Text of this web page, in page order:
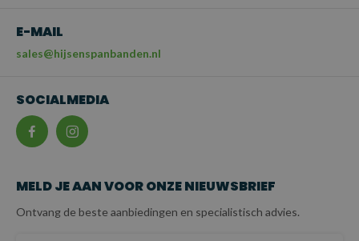
E-MAIL
sales@hijsenspanbanden.nl
SOCIALMEDIA
MELD JE AAN VOOR ONZE NIEUWSBRIEF
Ontvang de beste aanbiedingen en specialistisch advies.